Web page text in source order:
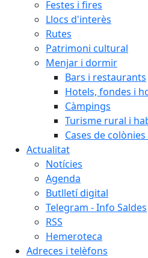
Festes i fires
Llocs d'interès
Rutes
Patrimoni cultural
Menjar i dormir
Bars i restaurants
Hotels, fondes i
Càmpings
Turisme rural i
Cases de
Actualitat
Notícies
Agenda
Butlletí digital
Telegram - Info Saldes
RSS
Hemeroteca
Adreces i telèfons